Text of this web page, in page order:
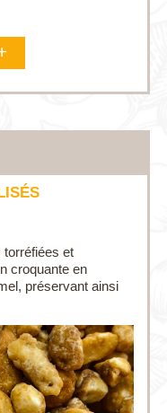
torréfiées et
croquante en
préservant ainsi